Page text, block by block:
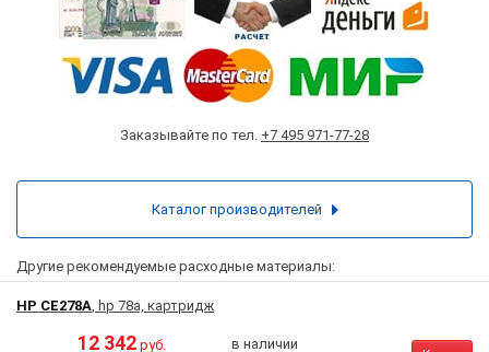
Заказывайте по тел. +7 495 971-77-28
Другие рекомендуемые расходные материалы:
HP CE278A, hp 78a, картридж
12 342 руб. в наличии